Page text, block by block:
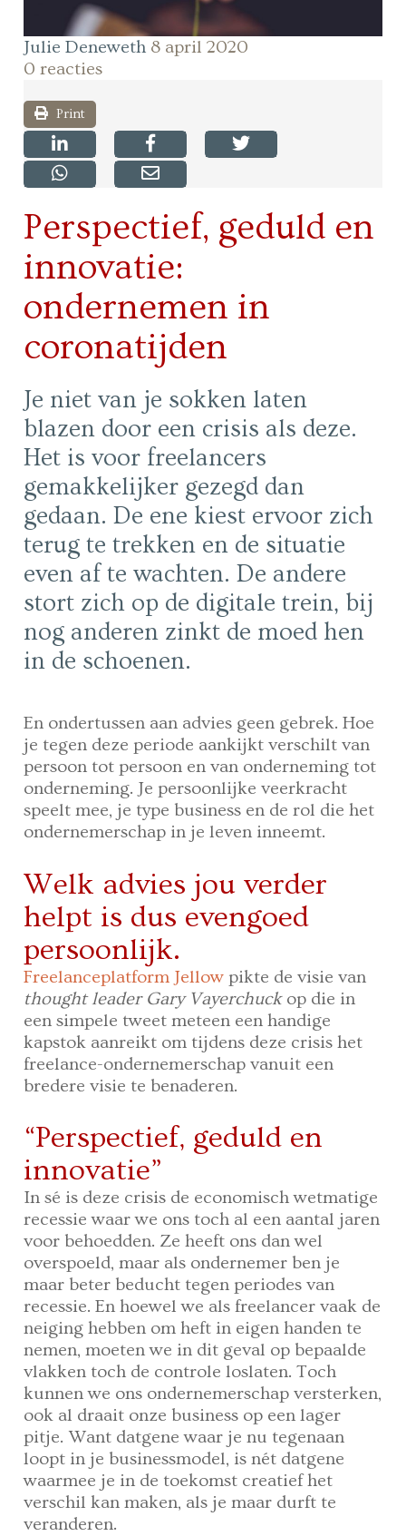
Julie Deneweth 8 april 2020
0 reacties
Print
Perspectief, geduld en
innovatie:
ondernemen in
coronatijden
Je niet van je sokken laten
blazen door een crisis als deze.
Het is voor freelancers
gemakkelijker gezegd dan
gedaan. De ene kiest ervoor zich
terug te trekken en de situatie
even af te wachten. De andere
stort zich op de digitale trein, bij
nog anderen zinkt de moed hen
in de schoenen.
En ondertussen aan advies geen gebrek. Hoe
je tegen deze periode aankijkt verschilt van
persoon tot persoon en van onderneming tot
onderneming. Je persoonlijke veerkracht
speelt mee, je type business en de rol die het
ondernemerschap in je leven inneemt.
Welk advies jou verder
helpt is dus evengoed
persoonlijk.
Freelanceplatform Jellow pikte de visie van
thought leader Gary Vayerchuckop die in
een simpele tweet meteen een handige
kapstok aanreikt om tijdens deze crisis het
freelance-ondernemerschap vanuit een
bredere visie te benaderen.
“Perspectief, geduld en
innovatie”
In sé is deze crisis de economisch wetmatige
recessie waar we ons toch al een aantal jaren
voor behoedden. Ze heeft ons dan wel
overspoeld, maar als ondernemer ben je
maar beter beducht tegen periodes van
recessie. En hoewel we als freelancer vaak de
neiging hebben om heft in eigen handen te
nemen, moeten we in dit geval op bepaalde
vlakken toch de controle loslaten. Toch
kunnen we ons ondernemerschap versterken,
ook al draait onze business op een lager
pitje. Want datgene waar je nu tegenaan
loopt in je businessmodel, is nét datgene
waarmee je in de toekomst creatief het
verschil kan maken, als je maar durft te
veranderen.